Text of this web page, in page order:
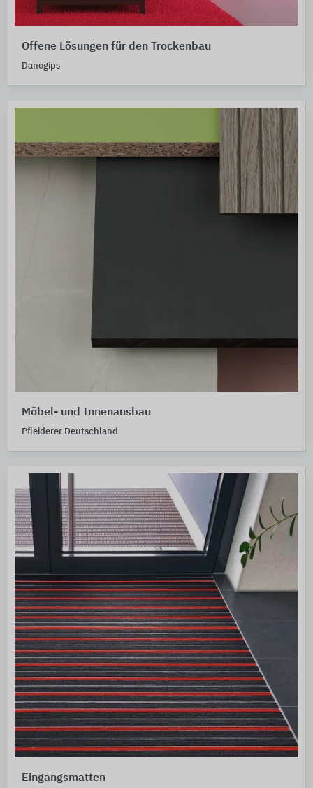
Offene Lösungen für den Trockenbau
Danogips
Möbel- und Innenausbau
Pfleiderer Deutschland
Eingangsmatten